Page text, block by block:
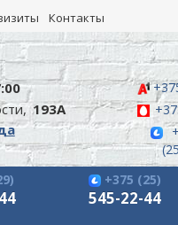
Контакты
193А
+375 (25)
545-22-44